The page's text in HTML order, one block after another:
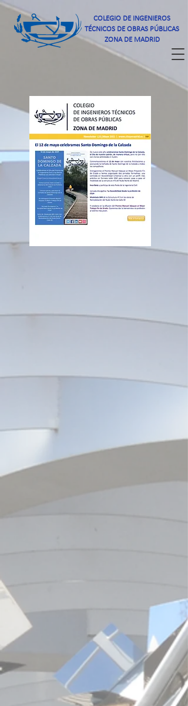
COLEGIO DE INGENIEROS
TÉCNICOS DE OBRAS PÚBLICAS
ZONA DE MADRID